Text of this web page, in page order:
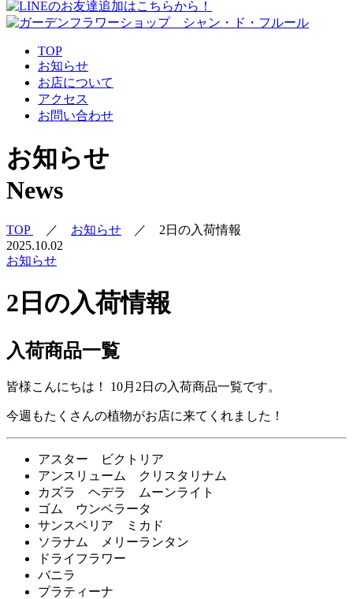
TOP
お知らせ
お店について
アクセス
お問い合わせ
お知らせ
News
TOP ／ お知らせ ／ 2日の入荷情報
2025.10.02
お知らせ
2日の入荷情報
入荷商品一覧
皆様こんにちは！ 10月2日の入荷商品一覧です。
今週もたくさんの植物がお店に来てくれました！
アスター ビクトリア
アンスリューム クリスタリナム
カズラ ヘデラ ムーンライト
ゴム ウンベラータ
サンスベリア ミカド
ソラナム メリーランタン
ドライフラワー
バニラ
プラティーナ